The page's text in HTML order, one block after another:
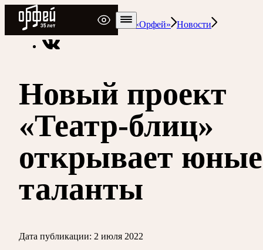
Радио Орфей
Радио классической музыки «Орфей»
Новости
Новый проект
«Театр-блиц»
открывает юные
таланты
Дата публикации: 2 июля 2022